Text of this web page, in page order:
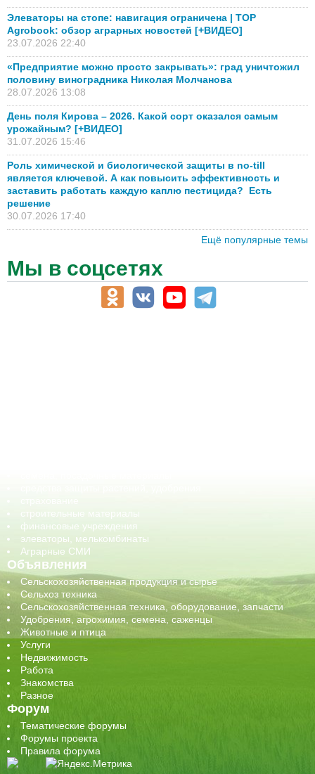
Элеваторы на стопе: навигация ограничена | TOP
Agrobook: обзор аграрных новостей [+ВИДЕО]
23.07.2026 22:40
«Предприятие можно просто закрывать»: град уничтожил
половину виноградника Николая Молчанова
28.07.2026 13:08
День поля Кирова – 2026. Какой сорт оказался самым
урожайным? [+ВИДЕО]
31.07.2026 15:46
Роль химической и биологической защиты в no-till
является ключевой. А как повысить эффективность и
заставить работать каждую каплю пестицида? Есть
решение
30.07.2026 17:40
Ещё популярные темы
Мы в соцсетях
строительные материалы
финансовые учреждения
элеваторы, мелькомбинаты
Аграрные СМИ
Объявления
Сельскохозяйственная продукция и сырье
Сельхоз техника
Сельскохозяйственная техника, оборудование, запчасти
Удобрения, агрохимия, семена, саженцы
Животные и птица
Услуги
Недвижимость
Работа
Знакомства
Разное
Форум
Тематические форумы
Форумы проекта
Правила форума